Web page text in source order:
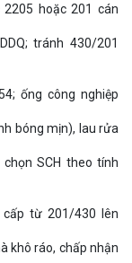
hoặc 201 cán
tránh 430/201
ống công nghiệp
bóng mịn), lau rửa
SCH theo tính
từ 201/430 lên
khô ráo, chấp nhận